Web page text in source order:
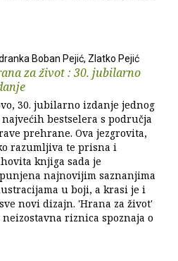
Boban Pejić, Zlatko Pejić
za život : 30. jubilarno
30. jubilarno izdanje jednog
najvećih bestselera s područja
prehrane. Ova jezgrovita,
razumljiva te prisna i
knjiga sada je
najnovijim saznanjima
u boji, a krasi je i
novi dizajn. 'Hrana za život'
riznica spoznaja o